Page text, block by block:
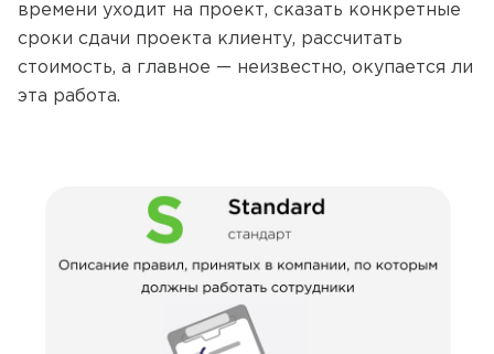
времени уходит на проект, сказать конкретные
сроки сдачи проекта клиенту, рассчитать
стоимость, а главное — неизвестно, окупается ли
эта работа.